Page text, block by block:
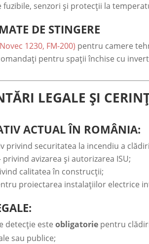
senzori și protecții la
DE STINGERE
1230, FM-200) pentru camere
pentru spații închise cu
LEGALE ȘI
ACTUAL ÎN ROMÂNIA:
privind securitatea la incendiu a
privind avizarea și autorizarea ISU;
calitatea în construcții;
proiectarea instalațiilor electrice
detecție esteobligatorie pentru
sau publice;